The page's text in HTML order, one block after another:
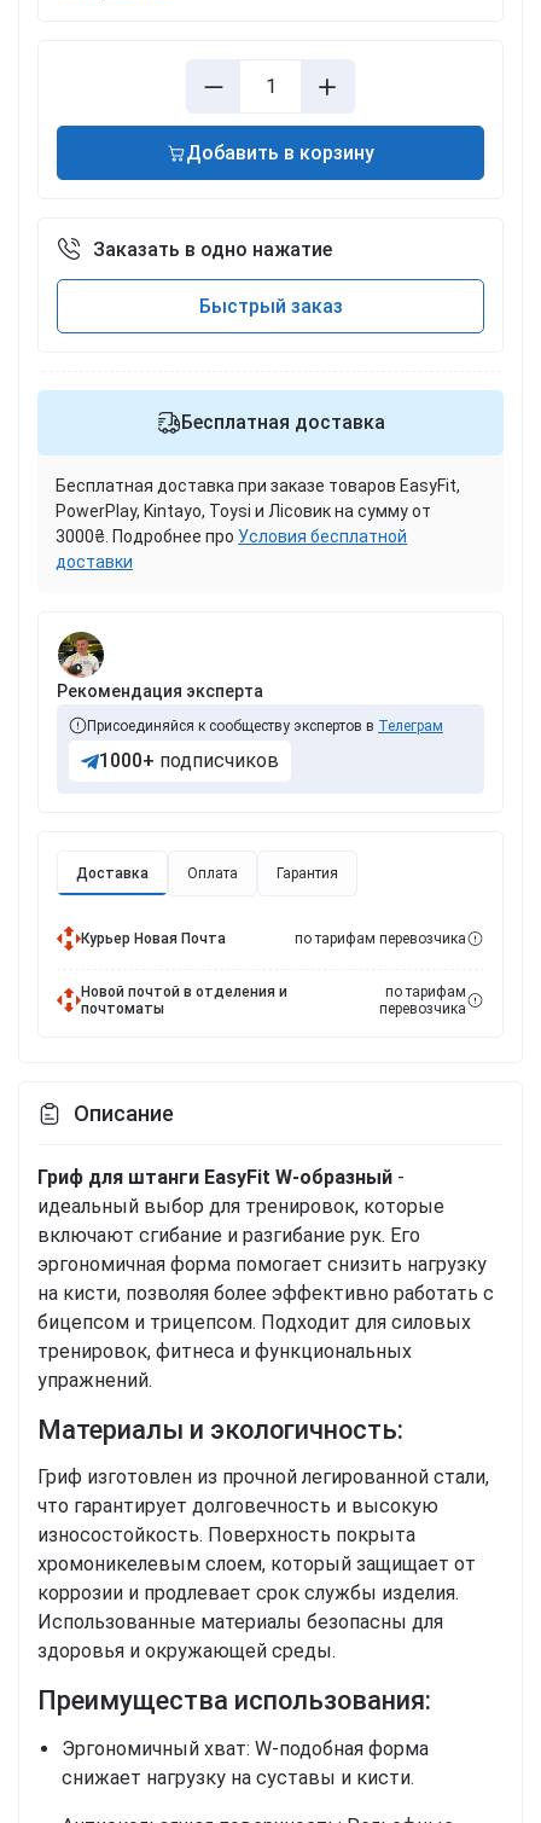
Доставка Оплата Гарантия
Курьер Новая Почта по тарифам перевозчика
Новой почтой в отделения и
почтоматы
по тарифам
перевозчика
Добавить в корзину
Заказать в одно нажатие
Быстрый заказ
Бесплатная доставка
Бесплатная доставка при заказе товаров EasyFit,
PowerPlay, Kintayo, Toysi и Лісовик на сумму от
3000₴. Подробнее про Условия бесплатной
доставки
Рекомендация эксперта
Присоединяйся к сообществу экспертов в Телеграм
1000+ подписчиков
Описание
Гриф для штанги EasyFit W-образный -
идеальный выбор для тренировок, которые
включают сгибание и разгибание рук. Его
эргономичная форма помогает снизить нагрузку
на кисти, позволяя более эффективно работать с
бицепсом и трицепсом. Подходит для силовых
тренировок, фитнеса и функциональных
упражнений.
Материалы и экологичность:
Гриф изготовлен из прочной легированной стали,
что гарантирует долговечность и высокую
износостойкость. Поверхность покрыта
хромоникелевым слоем, который защищает от
коррозии и продлевает срок службы изделия.
Использованные материалы безопасны для
здоровья и окружающей среды.
Преимущества использования:
Эргономичный хват: W-подобная форма
снижает нагрузку на суставы и кисти.